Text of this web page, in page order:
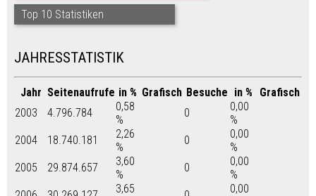
Top 10 Statistiken
JAHRESSTATISTIK
Jahr Seitenaufrufe in % Grafisch Besuche in %
Grafisch
2003
4.796.784
0,58
%
0
0,00
%
2004
18.740.181
2,26
%
0
0,00
%
2005
29.874.657
3,60
%
0
0,00
%
3,65
0,00